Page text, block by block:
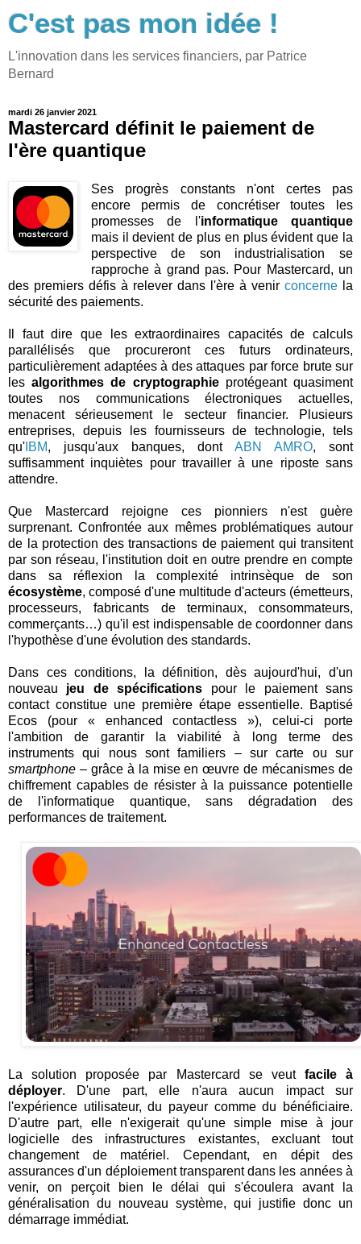
C'est pas mon idée !
L'innovation dans les services financiers, par Patrice
Bernard
mardi 26 janvier 2021
Mastercard définit le paiement de
l'ère quantique
Ses progrès constants n'ont certes pas
encore permis de concrétiser toutes les
promesses de l'informatique quantique
mais il devient de plus en plus évident que la
perspective de son industrialisation se
rapproche à grand pas. Pour Mastercard, un
des premiers défis à relever dans l'ère à venir concerne la
sécurité des paiements.
Il faut dire que les extraordinaires capacités de calculs
parallélisés que procureront ces futurs ordinateurs,
particulièrement adaptées à des attaques par force brute sur
lesalgorithmes de cryptographieprotégeant quasiment
toutes nos communications électroniques actuelles,
menacent sérieusement le secteur financier. Plusieurs
entreprises, depuis les fournisseurs de technologie, tels
qu' IBM, jusqu'aux banques, dont ABN AMRO, sont
suffisamment inquiètes pour travailler à une riposte sans
attendre.
Que Mastercard rejoigne ces pionniers n'est guère
surprenant. Confrontée aux mêmes problématiques autour
de la protection des transactions de paiement qui transitent
par son réseau, l'institution doit en outre prendre en compte
dans sa réflexion la complexité intrinsèque de son
écosystème, composé d'une multitude d'acteurs (émetteurs,
processeurs, fabricants de terminaux, consommateurs,
commerçants…) qu'il est indispensable de coordonner dans
l'hypothèse d'une évolution des standards.
Dans ces conditions, la définition, dès aujourd'hui, d'un
nouveau jeu de spécifications pour le paiement sans
contact constitue une première étape essentielle. Baptisé
Ecos (pour « enhanced contactless »), celui-ci porte
l'ambition de garantir la viabilité à long terme des
instruments qui nous sont familiers – sur carte ou sur
smartphone – grâce à la mise en œuvre de mécanismes de
chiffrement capables de résister à la puissance potentielle
de l'informatique quantique, sans dégradation des
performances de traitement.
La solution proposée par Mastercard se veut facile à
déployer. D'une part, elle n'aura aucun impact sur
l'expérience utilisateur, du payeur comme du bénéficiaire.
D'autre part, elle n'exigerait qu'une simple mise à jour
logicielle des infrastructures existantes, excluant tout
changement de matériel. Cependant, en dépit des
assurances d'un déploiement transparent dans les années à
venir, on perçoit bien le délai qui s'écoulera avant la
généralisation du nouveau système, qui justifie donc un
démarrage immédiat.